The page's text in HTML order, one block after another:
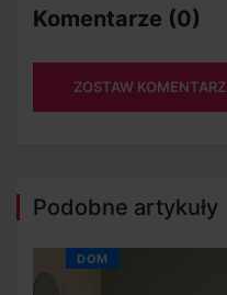
Komentarze (0)
ZOSTAW KOMENTARZ
Podobne artykuły
DOM